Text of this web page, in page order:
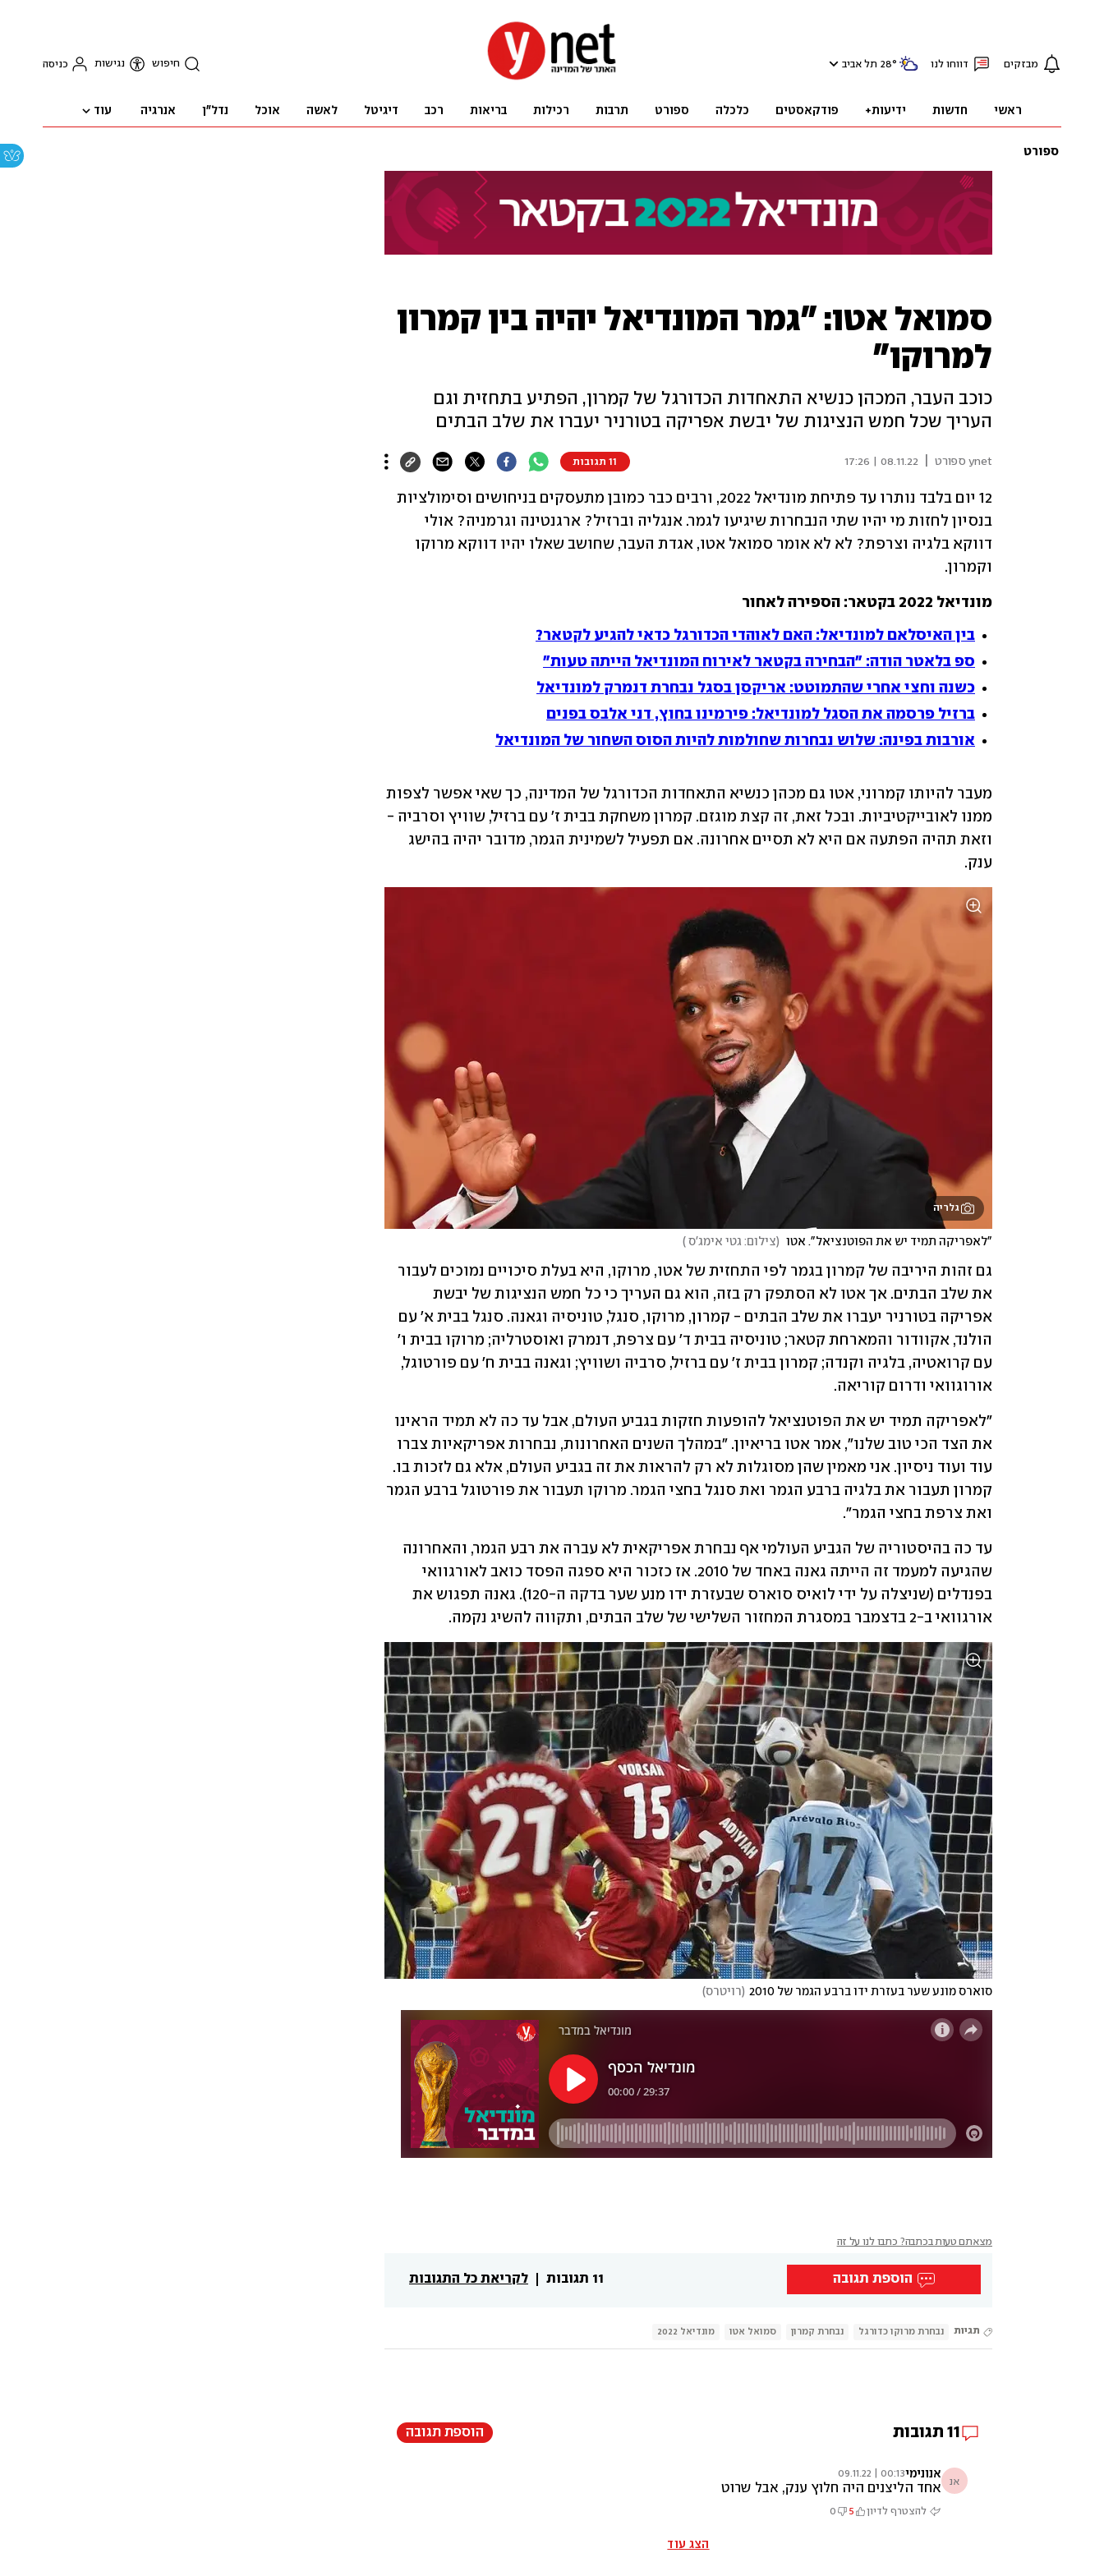
מבזקים דווחו לנו 28° תל אביב חיפוש נגישות כניסה
ראשי חדשות ידיעות+ פודקאסטים כלכלה ספורט תרבות רכילות בריאות רכב דיגיטל לאשה אוכל נדל"ן אנרגיה עוד
ספורט
סמואל אטו: "גמר המונדיאל יהיה בין קמרון
למרוקו"
כוכב העבר, המכהן כנשיא התאחדות הכדורגל של קמרון, הפתיע בתחזית וגם
העריך שכל חמש הנציגות של יבשת אפריקה בטורניר יעברו את שלב הבתים
ynet ספורט 08.11.22 | 17:26 11 תגובות
וקמרון.
מונדיאל 2022 בקטאר: הספירה לאחור
בין האיסלאם למונדיאל: האם לאוהדי הכדורגל כדאי להגיע לקטאר?
ספ בלאטר הודה: "הבחירה בקטאר לאירוח המונדיאל הייתה טעות"
כשנה וחצי אחרי שהתמוטט: אריקסן בסגל נבחרת דנמרק למונדיאל
ברזיל פרסמה את הסגל למונדיאל: פירמינו בחוץ, דני אלבס בפנים
אורבות בפינה: שלוש נבחרות שחולמות להיות הסוס השחור של המונדיאל
ענק.
גלריה
"לאפריקה תמיד יש את הפוטנציאל". אטו (צילום: גטי אימג'ס )
אורוגוואי ודרום קוריאה.
ואת צרפת בחצי הגמר".
אורגוואי ב-2 בדצמבר במסגרת המחזור השלישי של שלב הבתים, ותקווה להשיג נקמה.
סוארס מונע שער בעזרת ידו ברבע הגמר של 2010 (רויטרס)
מצאתם טעות בכתבה? כתבו לנו על זה
לקריאת כל התגובות 11 תגובות הוספת תגובה
תגיות נבחרת מרוקו כדורגל נבחרת קמרון סמואל אטו מונדיאל 2022
11 תגובות הוספת תגובה
אנ אנונימי00:13 | 09.11.22
אחד הליצנים היה חלוץ ענק, אבל שרוט
להצטרף לדיון 5
0
הצג עוד